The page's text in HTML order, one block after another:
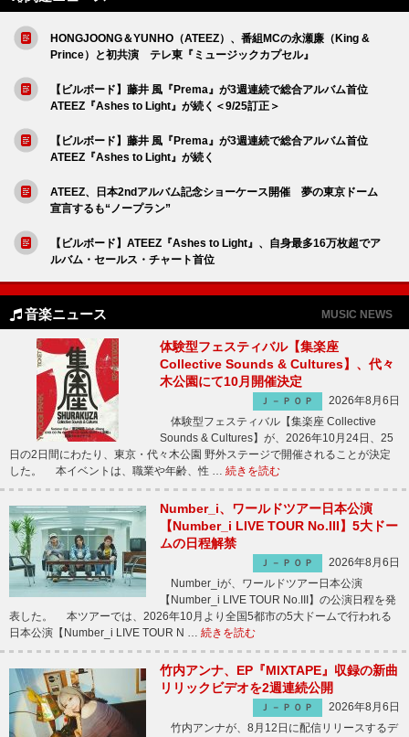
HONGJOONG＆YUNHO（ATEEZ）、番組MCの永瀬廉（King &
Prince）と初共演 テレ東『ミュージックカプセル』
【ビルボード】藤井 風『Prema』が3週連続で総合アルバム首位
ATEEZ『Ashes to Light』が続く＜9/25訂正＞
【ビルボード】藤井 風『Prema』が3週連続で総合アルバム首位
ATEEZ『Ashes to Light』が続く
ATEEZ、日本2ndアルバム記念ショーケース開催 夢の東京ドーム
宣言するも“ノープラン”
【ビルボード】ATEEZ『Ashes to Light』、自身最多16万枚超でア
ルバム・セールス・チャート首位
音楽ニュース MUSIC NEWS
体験型フェスティバル【集楽座
Collective Sounds & Cultures】、代々
木公園にて10月開催決定
Ｊ－ＰＯＰ
2026年8月6日
体験型フェスティバル【集楽座 Collective
Sounds & Cultures】が、2026年10月24日、25
日の2日間にわたり、東京・代々木公園 野外ステージで開催されることが決定
した。 本イベントは、職業や年齢、性 … 続きを読む
Number_i、ワールドツアー日本公演
【Number_i LIVE TOUR No.III】5大ドー
ムの日程解禁
Ｊ－ＰＯＰ
2026年8月6日
Number_iが、ワールドツアー日本公演
【Number_i LIVE TOUR No.III】の公演日程を発
表した。 本ツアーでは、2026年10月より全国5都市の5大ドームで行われる
日本公演【Number_i LIVE TOUR N … 続きを読む
竹内アンナ、EP『MIXTAPE』収録の新曲
リリックビデオを2週連続公開
Ｊ－ＰＯＰ
2026年8月6日
竹内アンナが、8月12日に配信リリースするデ